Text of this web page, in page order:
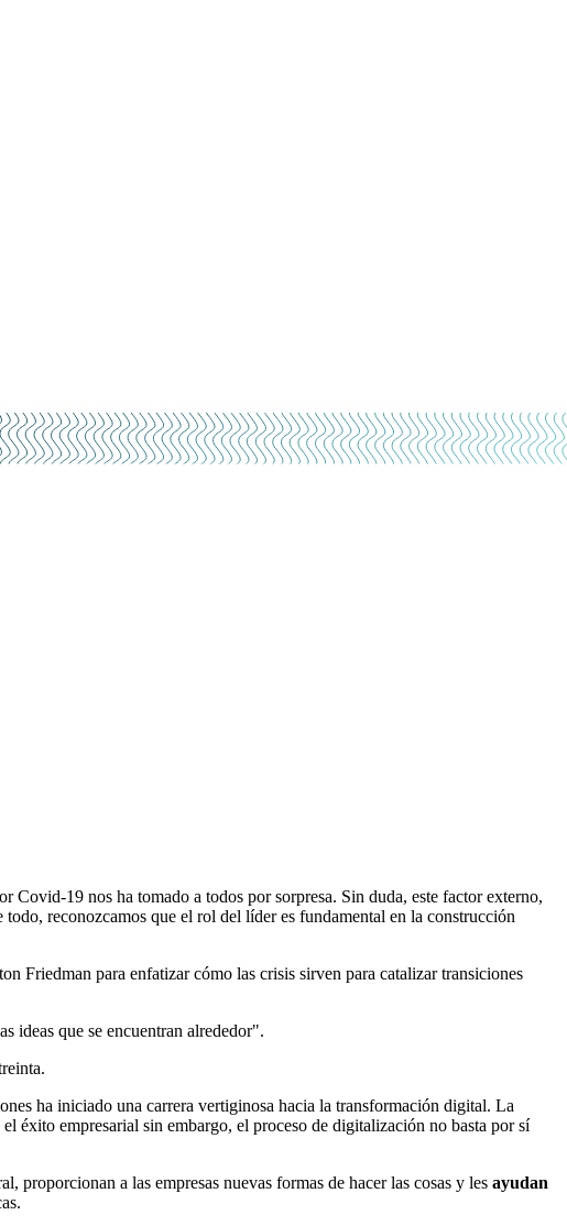
Covid-19 nos ha tomado a todos por sorpresa. Sin duda, este factor externo,
todo, reconozcamos que el rol del líder es fundamental en la construcción
Friedman para enfatizar cómo las crisis sirven para catalizar transiciones
ideas que se encuentran alrededor".
ha iniciado una carrera vertiginosa hacia la transformación digital. La
éxito empresarial sin embargo, el proceso de digitalización no basta por sí
proporcionan a las empresas nuevas formas de hacer las cosas y les ayudan